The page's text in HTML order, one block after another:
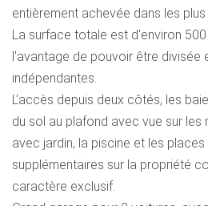
entièrement achevée dans les plus
La surface totale est d'environ
l'avantage de pouvoir être divisée
indépendantes.
L'accès depuis deux côtés, les
du sol au plafond avec vue sur les
avec jardin, la piscine et les
supplémentaires sur la propriété
caractère exclusif.